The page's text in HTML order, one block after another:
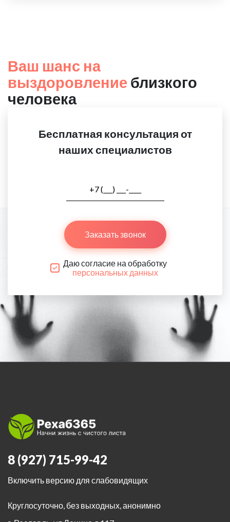
Ваш шанс на
выздоровление близкого
человека
Бесплатная консультация от
наших специалистов
Заказать звонок
Даю согласие на обработку
персональных данных
8 (927) 715-99-42
Включить версию для слабовидящих
Круглосуточно, без выходных, анонимно